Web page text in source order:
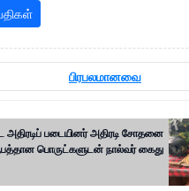
பிரபலமானவை
அதிரடிப் படையினர் அதிரடி சோதனை
பொருட்களுடன் நால்வர் கைது